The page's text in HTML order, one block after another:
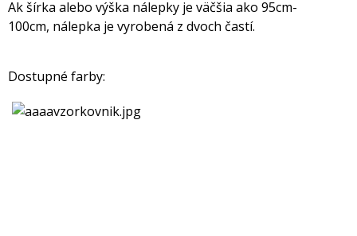
Ak šírka alebo výška nálepky je väčšia ako 95cm-
100cm, nálepka je vyrobená z dvoch častí.
Dostupné farby: